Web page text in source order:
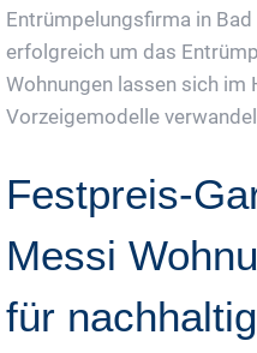
Entrümpelungsfirma in
erfolgreich um das
Wohnungen lassen sich im
Vorzeigemodelle
Festpreis-
Messi
für